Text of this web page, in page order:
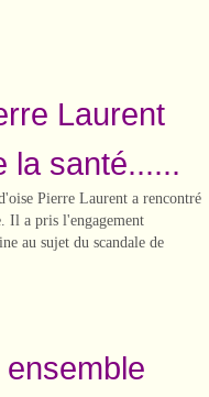
Laurent
la santé......
Pierre Laurent a rencontré
Il a pris l'engagement
au sujet du scandale de